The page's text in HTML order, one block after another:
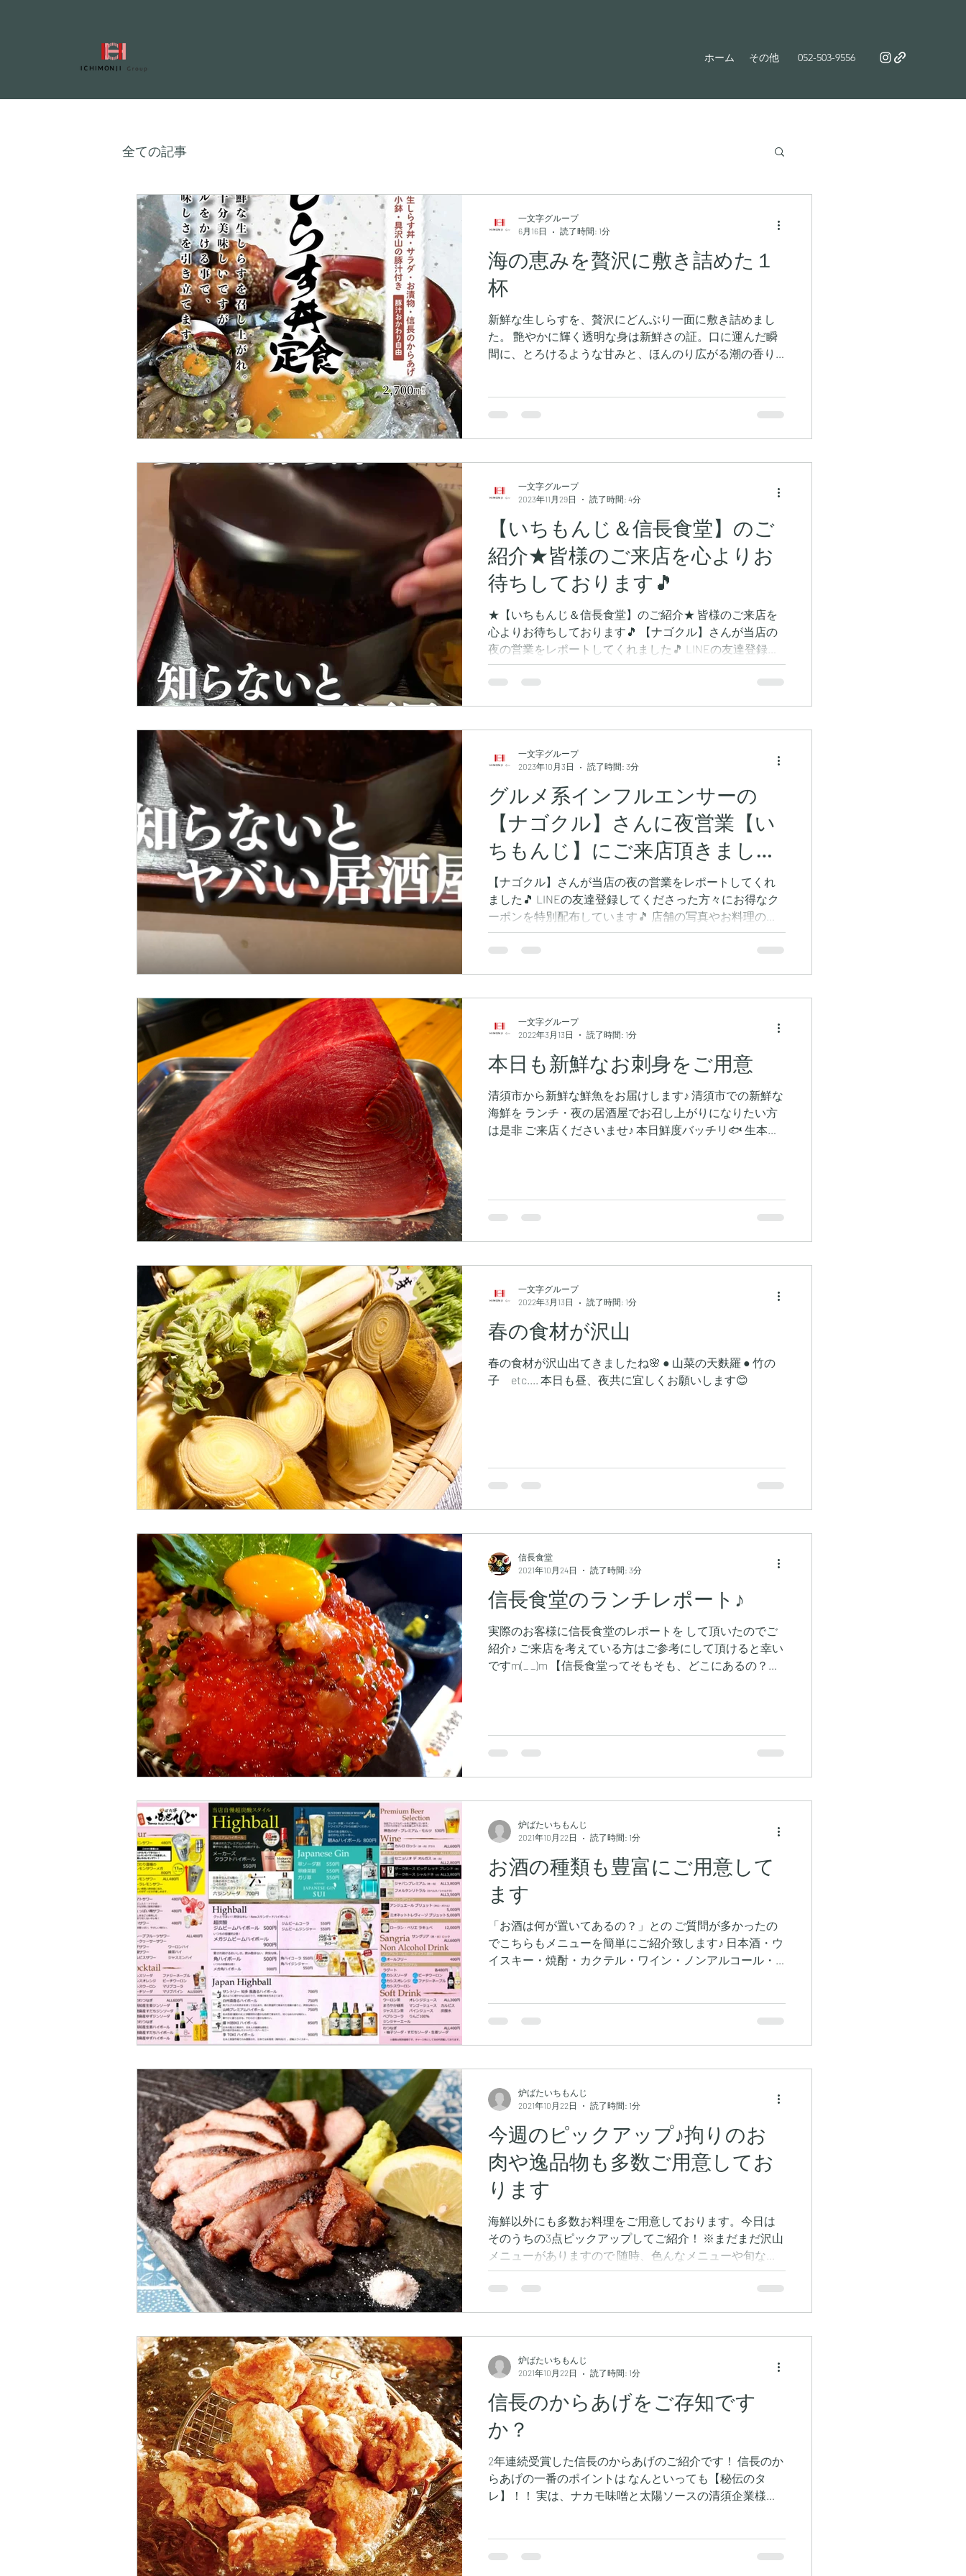
ホーム その他 052-503-9556
全ての記事
海の恵みを贅沢に敷き詰めた１
杯
新鮮な生しらすを、贅沢にどんぶり一面に敷き詰めまし
た。 艶やかに輝く透明な身は新鮮さの証。口に運んだ瞬
間に、とろけるような甘みと、ほんのり広がる潮の香り
在地： 〒452-0018 愛知県清須市西枇杷島町住吉５３ ※期
間と数量限定で予告なく終了となります。予めご了承く
一文字グループ
6月16日
読了時間: 1分
【いちもんじ＆信長食堂】のご
紹介★皆様のご来店を心よりお
待ちしております🎵
★【いちもんじ＆信長食堂】のご紹介★ 皆様のご来店を
心よりお待ちしております🎵 【ナゴクル】さんが当店の
夜の営業をレポートしてくれました🎵 LINEの友達登録し
てくださった方々にお得なクーポンを特別配布していま
す🎵 店舗の写真やお料理の写真の一部をご紹介^^...
一文字グループ
2023年11月29日
読了時間: 4分
グルメ系インフルエンサーの
【ナゴクル】さんに夜営業【い
ちもんじ】にご来店頂きました
🎵
【ナゴクル】さんが当店の夜の営業をレポートしてくれ
ました🎵 LINEの友達登録してくださった方々にお得なク
ーポンを特別配布しています🎵 店舗の写真やお料理の写
真も一部添付させて頂きます^^ 皆様是非、この機会に
【夜の部 炉ばたいちもんじ】へ ご来店ください🎵...
一文字グループ
2023年10月3日
読了時間: 3分
本日も新鮮なお刺身をご用意
清須市から新鮮な鮮魚をお届けします♪ 清須市での新鮮な
海鮮を ランチ・夜の居酒屋でお召し上がりになりたい方
は是非 ご来店くださいませ♪ 本日鮮度バッチリ🐟 生本マ
一文字グループ
2022年3月13日
読了時間: 1分
春の食材が沢山
春の食材が沢山出てきましたね🌸 ● 山菜の天麩羅 ● 竹の
子 etc.... 本日も昼、夜共に宜しくお願いします😊
一文字グループ
2022年3月13日
読了時間: 1分
信長食堂のランチレポート♪
実際のお客様に信長食堂のレポートを して頂いたのでご
紹介♪ ご来店を考えている方はご参考にして頂けると幸い
ですm(_ _)m 【信長食堂ってそもそも、どこにあるの？】
信長食堂が確認できます！ 【駅前なのにパーキング有
り！しかも無料】※現在は工事中の為店裏になります。
す！ なので、満車でも対応してもらえるので 安心です♪
【店舗雰囲気】 全面ガラス張りで、いい感じです🎵 期待
していざ入店！ おおお、 店舗内に瓦が！かっこ良い。 雰
囲気のあるジャズがまた 味のある雰囲気をだしてますね
～♪ ショーケースには何か美味しそうな 食材が幾つか並ん
でいました 今回はあえて、 カウンター席に座ることにし
ました♪ カウンターからは キッチンの様子が覗けます～w
【ランチメニュー】 さて、本題
信長食堂
2021年10月24日
読了時間: 3分
お酒の種類も豊富にご用意して
ます
「お酒は何が置いてあるの？」との ご質問が多かったの
でこちらもメニューを簡単にご紹介致します♪ 日本酒・ウ
イスキー・焼酎・カクテル・ワイン・ノンアルコール・
炉ばたいちもんじ
2021年10月22日
読了時間: 1分
今週のピックアップ♪拘りのお
肉や逸品物も多数ご用意してお
ります
海鮮以外にも多数お料理をご用意しております。今日は
そのうちの3点ピックアップしてご紹介！ ※まだまだ沢山
メニューがありますので 随時、色んなメニューや旬なメ
ニューをご紹介致しますね(^-^) まずは ①【牛タンステー
キ】 牛タンステーキは当店の人気メニューの１つです♪...
炉ばたいちもんじ
2021年10月22日
読了時間: 1分
信長のからあげをご存知です
か？
2年連続受賞した信長のからあげのご紹介です！ 信長のか
らあげの一番のポイントは なんといっても【秘伝のタ
レ】！！ 実は、ナカモ味噌と太陽ソースの清須企業様の
炉ばたいちもんじ
2021年10月22日
読了時間: 1分